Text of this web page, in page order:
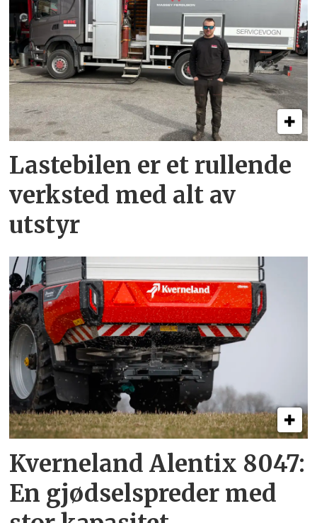
Lastebilen er et rullende
verksted med alt av
utstyr
Kverneland Alentix 8047:
En gjødsel­spreder med